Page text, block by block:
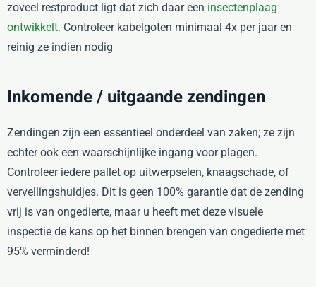
zoveel restproduct ligt dat zich daar een insectenplaag
ontwikkelt. Controleer kabelgoten minimaal 4x per jaar en
reinig ze indien nodig
Inkomende / uitgaande zendingen
Zendingen zijn een essentieel onderdeel van zaken; ze zijn
echter ook een waarschijnlijke ingang voor plagen.
Controleer iedere pallet op uitwerpselen, knaagschade, of
vervellingshuidjes. Dit is geen 100% garantie dat de zending
vrij is van ongedierte, maar u heeft met deze visuele
inspectie de kans op het binnen brengen van ongedierte met
95% verminderd!